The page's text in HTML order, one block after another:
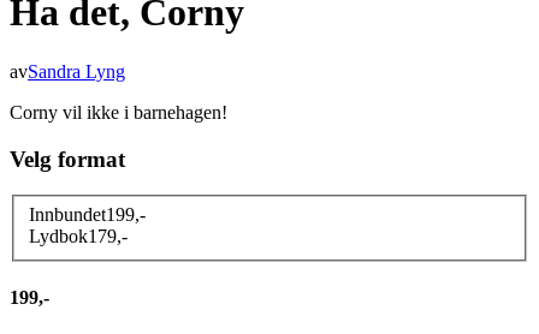
Ha det, Corny
avSandra Lyng
Corny vil ikke i barnehagen!
Velg format
Innbundet199,-
Lydbok179,-
199,-